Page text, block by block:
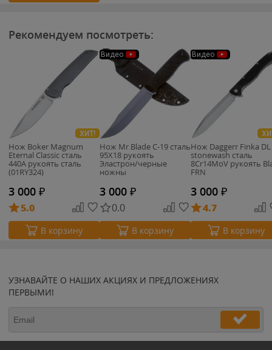
Рекомендуем посмотреть:
ХИТ!
Нож Boker Magnum
Eternal Classic сталь
440A рукоять сталь
(01RY324)
3 000 ₽
5.0
В корзину
Видео
Нож Mr.Blade C-19 сталь
95Х18 рукоять
Эластрон/черные
ножны
3 000 ₽
0.0
В корзину
Видео
Нож Daggerr Finka DL
stonewash сталь
8Cr14MoV рукоять
FRN
3 000 ₽
4.7
В корзину
УЗНАВАЙТЕ О НАШИХ АКЦИЯХ И ПРЕДЛОЖЕНИЯХ
ПЕРВЫМИ!